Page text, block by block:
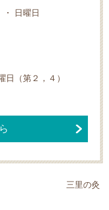
・ 日曜日
日（第２，４）
三里の灸